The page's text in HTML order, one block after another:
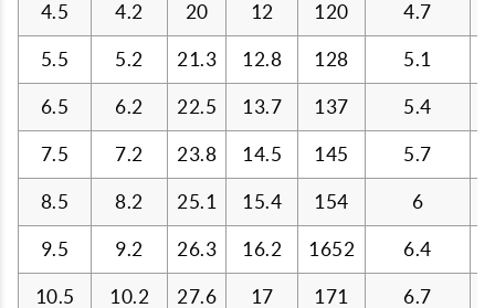
4.5 4.2 20 12 120 4.7
5.5 5.2 21.3 12.8 128 5.1
6.5 6.2 22.5 13.7 137 5.4
7.5 7.2 23.8 14.5 145 5.7
8.5 8.2 25.1 15.4 154 6
9.5 9.2 26.3 16.2 1652 6.4
10.5 10.2 27.6 17 171 6.7